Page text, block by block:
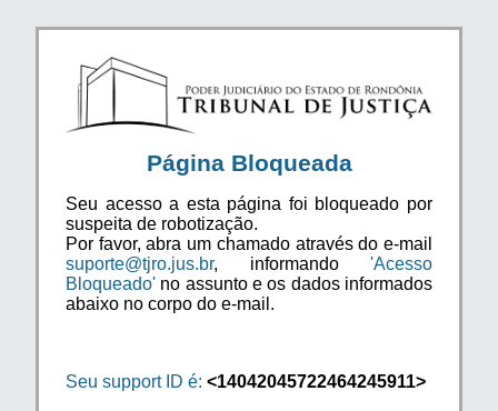
Página Bloqueada
Seu acesso a esta página foi bloqueado por
suspeita de robotização.
Por favor, abra um chamado através do e-mail
suporte@tjro.jus.br, informando 'Acesso
Bloqueado' no assunto e os dados informados
abaixo no corpo do e-mail.
Seu support ID é: <14042045722464245911>